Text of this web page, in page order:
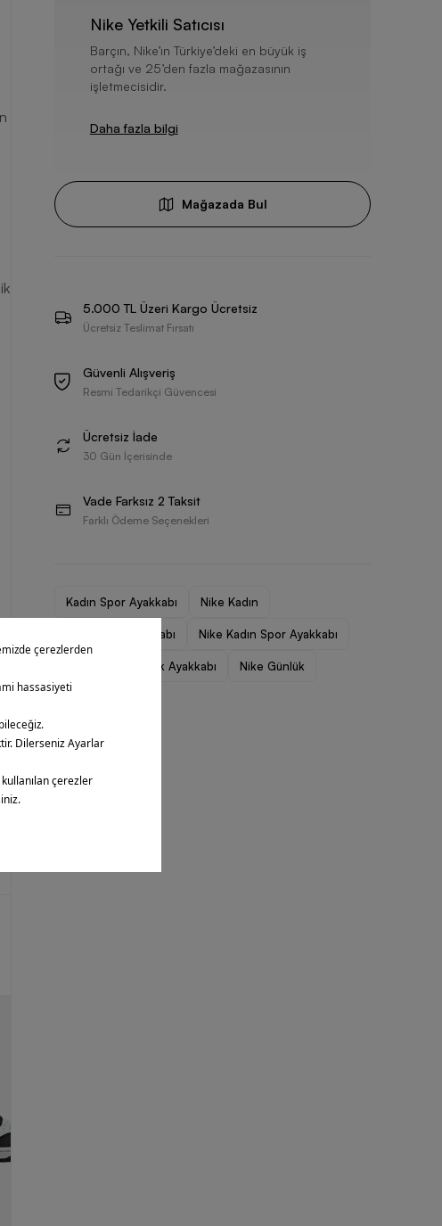
Nike Yetkili Satıcısı
Barçın, Nike’ın Türkiye’deki en büyük iş
ortağı ve 25’den fazla mağazasının
işletmecisidir.
Daha fazla bilgi
Mağazada Bul
5.000 TL Üzeri Kargo Ücretsiz
Ücretsiz Teslimat Fırsatı
Güvenli Alışveriş
Resmi Tedarikçi Güvencesi
Ücretsiz İade
30 Gün İçerisinde
Vade Farksız 2 Taksit
Farklı Ödeme Seçenekleri
Kadın Spor Ayakkabı Nike Kadın
Nike Kadın Ayakkabı Nike Kadın Spor Ayakkabı
Nike Kadın Günlük Ayakkabı Nike Günlük